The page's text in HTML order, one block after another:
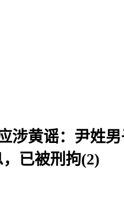
涉黄谣：尹姓
已被刑拘(2)